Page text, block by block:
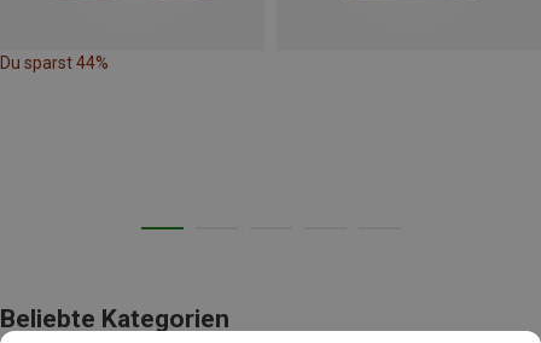
Du sparst 44%
Beliebte Kategorien